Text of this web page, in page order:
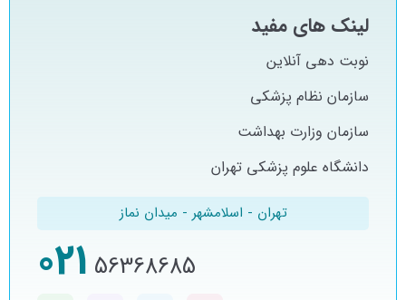
لینک های مفید
نوبت دهی آنلاین
سازمان نظام پزشکی
سازمان وزارت بهداشت
دانشگاه علوم پزشکی تهران
تهران - اسلامشهر - میدان نماز
56368685
021